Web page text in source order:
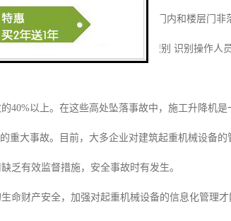
7、 非法开门报警 非平层禁止开门内和楼层门非
修或者保养给出提示 12、 身份识别 识别操作人
40%以上。在这些高处坠落事故中，施工升降机是
重大事故。目前，大多企业对建筑起重机械设备的
乏有效监督措施，安全事故时有发生。
命财产安全，加强对起重机械设备的信息化管理